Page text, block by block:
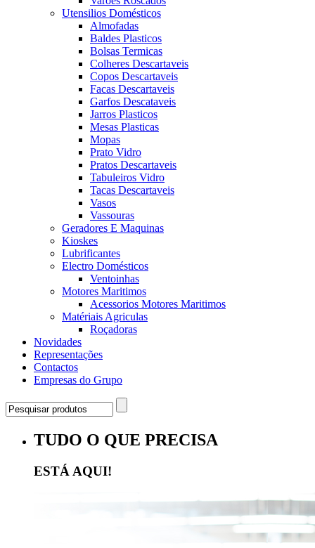
Utensilios Domésticos
Almofadas
Baldes Plasticos
Bolsas Termicas
Colheres Descartaveis
Copos Descartaveis
Facas Descartaveis
Garfos Descataveis
Jarros Plasticos
Mesas Plasticas
Mopas
Prato Vidro
Pratos Descartaveis
Tabuleiros Vidro
Tacas Descartaveis
Vasos
Vassouras
Geradores E Maquinas
Kioskes
Lubrificantes
Electro Domésticos
Ventoinhas
Motores Maritimos
Acessorios Motores Maritimos
Matériais Agriculas
Roçadoras
Novidades
Representações
Contactos
Empresas do Grupo
TUDO O QUE PRECISA
ESTÁ AQUI!